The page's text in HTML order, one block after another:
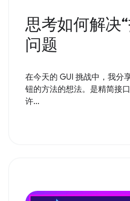
思考如何解决
问题
在今天的 GUI 挑战中，我分
钮的方法的想法。是精简接
许...